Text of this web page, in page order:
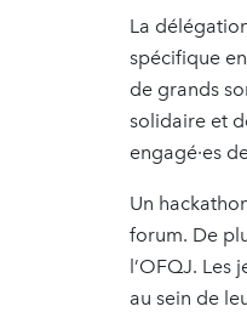
La
spécifique
de grands
solidaire et
engagé·es
Un
forum. De
l’OFQJ. Les
au sein de